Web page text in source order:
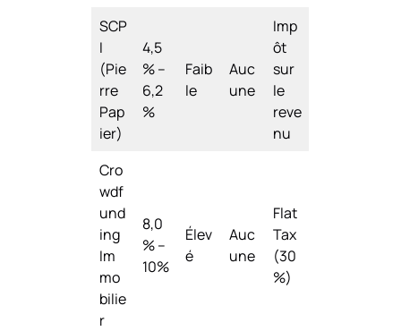
SCP
I
(Pie
rre
Pap
ier)
4,5
% –
6,2
%
Faib
le
Auc
une
Imp
ôt
sur
le
reve
nu
Cro
wdf
und
ing
Im
mo
bilie
r
8,0
% –
10%
Élev
é
Auc
une
Flat
Tax
(30
%)